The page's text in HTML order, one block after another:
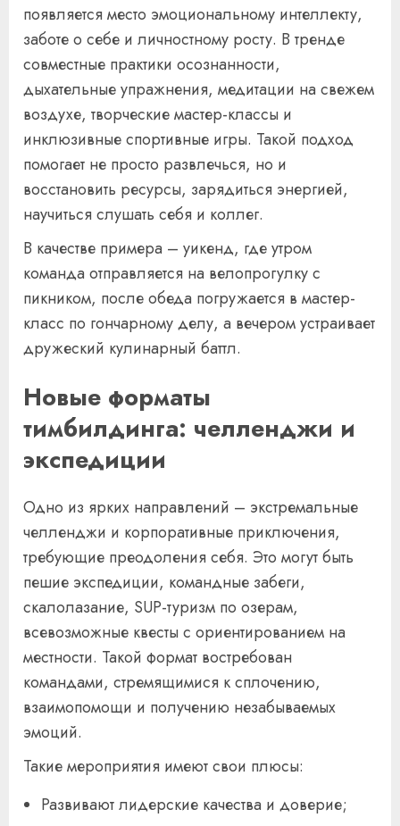
появляется место эмоциональному интеллекту,
заботе о себе и личностному росту. В тренде
совместные практики осознанности,
дыхательные упражнения, медитации на свежем
воздухе, творческие мастер-классы и
инклюзивные спортивные игры. Такой подход
помогает не просто развлечься, но и
восстановить ресурсы, зарядиться энергией,
научиться слушать себя и коллег.
В качестве примера – уикенд, где утром
команда отправляется на велопрогулку с
пикником, после обеда погружается в мастер-
класс по гончарному делу, а вечером устраивает
дружеский кулинарный баттл.
Новые форматы
тимбилдинга: челленджи и
экспедиции
Одно из ярких направлений – экстремальные
челленджи и корпоративные приключения,
требующие преодоления себя. Это могут быть
пешие экспедиции, командные забеги,
скалолазание, SUP-туризм по озерам,
всевозможные квесты с ориентированием на
местности. Такой формат востребован
командами, стремящимися к сплочению,
взаимопомощи и получению незабываемых
эмоций.
Такие мероприятия имеют свои плюсы:
Развивают лидерские качества и доверие;